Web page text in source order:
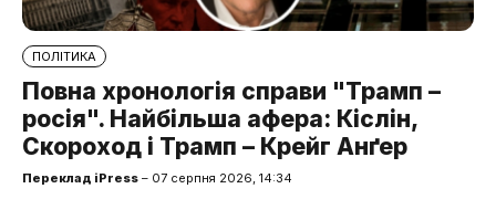
ПОЛІТИКА
Повна хронологія справи "Трамп –
росія". Найбільша афера: Кіслін,
Скороход і Трамп – Крейг Анґер
Переклад iPress – 07 серпня 2026, 14:34